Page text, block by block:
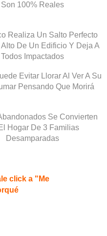
Son 100% Reales
Realiza Un Salto Perfecto
Alto De Un Edificio Y Deja A
Todos Impactados
Evitar Llorar Al Ver A Su
Pensando Que Morirá
Se Convierten
Hogar De 3 Familias
Desamparadas
click a "Me